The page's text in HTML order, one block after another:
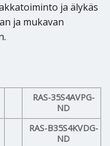
ja älykäs
ja mukavan
RAS-35S4AVPG-
ND
RAS-B35S4KVDG-
ND